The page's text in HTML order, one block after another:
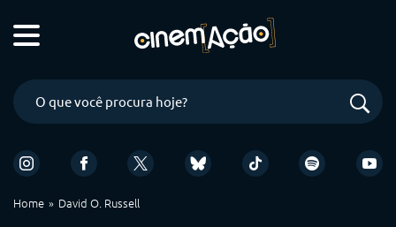
Home David O. Russell